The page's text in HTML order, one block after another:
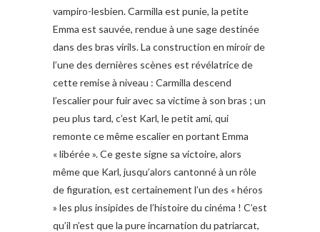
vampiro-lesbien. Carmilla est punie, la petite
Emma est sauvée, rendue à une sage destinée
dans des bras virils. La construction en miroir de
l’une des dernières scènes est révélatrice de
cette remise à niveau : Carmilla descend
l’escalier pour fuir avec sa victime à son bras ; un
peu plus tard, c’est Karl, le petit ami, qui
remonte ce même escalier en portant Emma
« libérée ». Ce geste signe sa victoire, alors
même que Karl, jusqu’alors cantonné à un rôle
de figuration, est certainement l’un des « héros
» les plus insipides de l’histoire du cinéma ! C’est
qu’il n’est que la pure incarnation du patriarcat,